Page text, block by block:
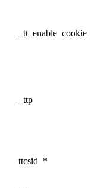
_tt_enable_cookie
_ttp
ttcsid_*